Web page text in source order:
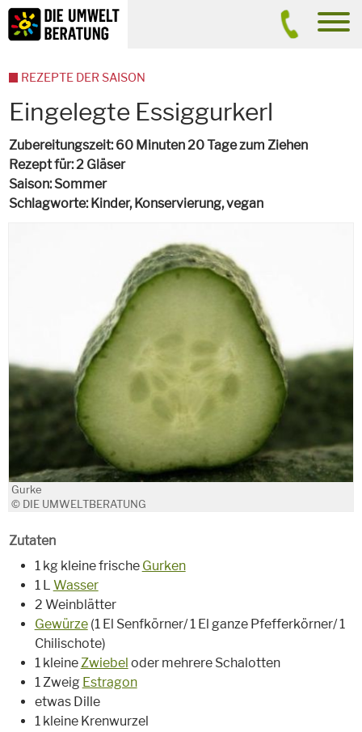
Inhalt
Suche
Eingelegte Essiggurkerl
Zubereitungszeit 60 Minuten 20 Tage zum Ziehen
Rezept für 2 Gläser
Saison Sommer
Schlagworte Kinder, Konservierung,vegan
Gurke
© DIE UMWELTBERATUNG
Zutaten
1 kg kleine frische Gurken
1 L Wasser
2 Weinblätter
Gewürze(1 El Senfkörner/ 1 El ganze Pfefferkörner/ 1
Chilischote)
1 kleineZwiebel oder mehrere Schalotten
1 Zweig Estragon
etwas Dille
1 kleine Krenwurzel
REZEPTE DER SAISON